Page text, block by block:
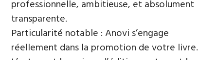
professionnelle, ambitieuse, et absolument
transparente.
Particularité notable : Anovi s’engage
réellement dans la promotion de votre livre.